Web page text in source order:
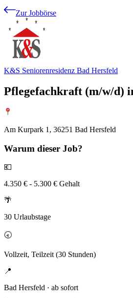
Zur Jobbörse
K&S Seniorenresidenz Bad Hersfeld
Pflegefachkraft (m/w/d)
Am Kurpark 1, 36251 Bad Hersfeld
Warum dieser Job?
💶
4.350 € - 5.300 € Gehalt
🌴
30 Urlaubstage
🕣
Vollzeit, Teilzeit (30 Stunden)
📍
Bad Hersfeld · ab sofort